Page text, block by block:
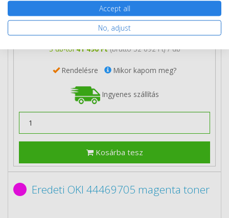
42 990 Ft (bruttó 54 597 Ft)
Több darabos ár
2 db42 290 Ft (bruttó 53 708 Ft) / db
3 db-tól41 490 Ft (bruttó 52 692 Ft) / db
Rendelésre Mikor kapom meg?
Ingyenes szállítás
Kosárba tesz
Eredeti OKI 44469705 magenta toner
Accept all
No, adjust